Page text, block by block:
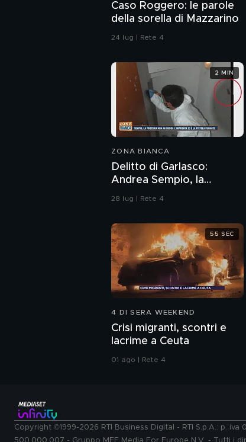
Caso Roggero: le parole
della sorella di Mazzarino
24 lug | Rete 4
ZONA BIANCA
Delitto di Garlasco:
Andrea Sempio, la
Procura di Pavia non ha
28 lug | Rete 4
2 MIN
4 DI SERA WEEKEND
Crisi migranti, scontri e
lacrime a Ceuta
01 ago | Rete 4
55 SEC
Copyright ©1999-2026 RTI Business Digital - RTI S.p.A.: p.